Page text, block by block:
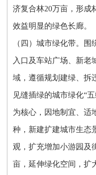
济复合林20万亩，形成
效益明显的绿色长廊。
（四）城市绿化带。
入口及车站广场、新老
域，遵循规划建绿、拆
见缝插绿的城市绿化“
为核心，因地制宜、适
种，新建扩建城市生态
观，扩充增加小游园及
亩，延伸绿化空间，扩